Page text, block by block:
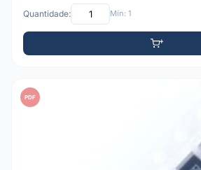
Quantidade: Mín: 1
PDF